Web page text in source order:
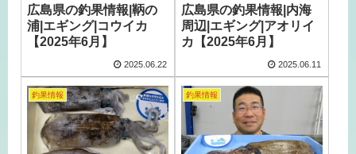
広島県の釣果情報|鞆の
浦|エギング|コウイカ
【2025年6月】
2025.06.22
広島県の釣果情報|内海
周辺|エギング|アオリイ
カ【2025年6月】
2025.06.11
釣果情報 釣果情報